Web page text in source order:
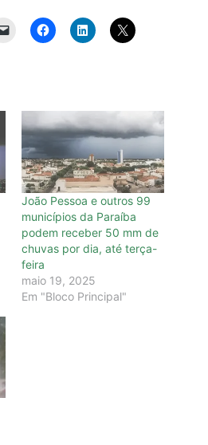
João Pessoa e outros 99
municípios da Paraíba
podem receber 50 mm de
chuvas por dia, até terça-
feira
maio 19, 2025
Em "Bloco Principal"